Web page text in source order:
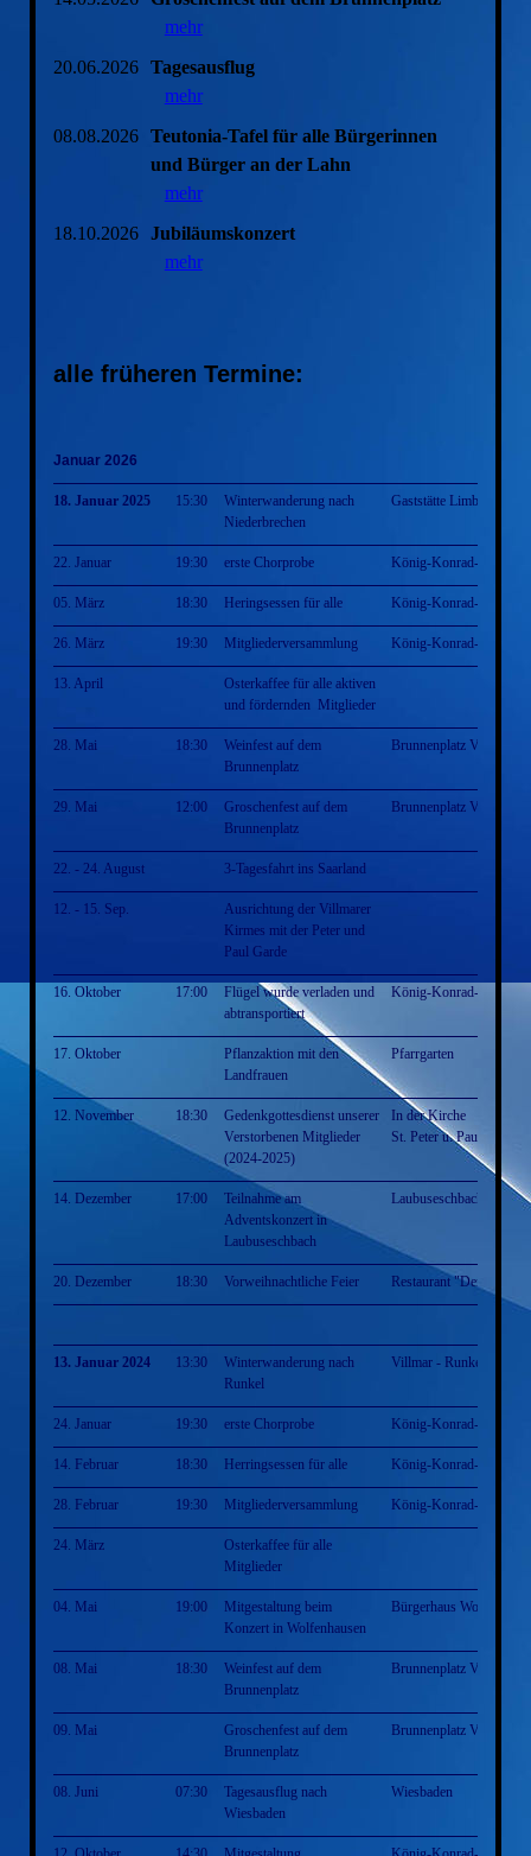
mehr
20.06.2026
Tagesausflug
mehr
08.08.2026
Teutonia-Tafel für alle Bürgerinnen
und Bürger an der Lahn
mehr
18.10.2026
Jubiläumskonzert
mehr
alle früheren Termine:
Januar 2026
18. Januar 2025 15:30
Winterwanderung nach
Niederbrechen
Gaststätte Limburg
22. Januar 19:30 erste Chorprobe König-Konrad-Halle
05. März 18:30 Heringsessen für alle König-Konrad-Halle
26. März 19:30 Mitgliederversammlung König-Konrad-Halle
13. April
Osterkaffee für alle aktiven
und fördernden Mitglieder
28. Mai 18:30
Weinfest auf dem
Brunnenplatz
Brunnenplatz Villmar
29. Mai 12:00
Groschenfest auf dem
Brunnenplatz
Brunnenplatz Villmar
22. - 24. August 3-Tagesfahrt ins Saarland
12. - 15. Sep.
Ausrichtung der Villmarer
Kirmes mit der Peter und
Paul Garde
16. Oktober 17:00
Flügel wurde verladen und
abtransportiert
König-Konrad-Halle
17. Oktober
Pflanzaktion mit den
Landfrauen
Pfarrgarten
12. November 18:30
Gedenkgottesdienst unserer
Verstorbenen Mitglieder
(2024-2025)
In der Kirche
St. Peter u. Paul Villmar
14. Dezember 17:00
Teilnahme am
Adventskonzert in
Laubuseschbach
Laubuseschbach
20. Dezember 18:30 Vorweihnachtliche Feier Restaurant "Der
13. Januar 2024 13:30
Winterwanderung nach
Runkel
Villmar - Runkel -
24. Januar 19:30 erste Chorprobe König-Konrad-Halle
14. Februar 18:30 Herringsessen für alle König-Konrad-Halle
28. Februar 19:30 Mitgliederversammlung König-Konrad-Halle
24. März
Osterkaffee für alle
Mitglieder
04. Mai 19:00
Mitgestaltung beim
Konzert in Wolfenhausen
Bürgerhaus
08. Mai 18:30
Weinfest auf dem
Brunnenplatz
Brunnenplatz Villmar
09. Mai
Groschenfest auf dem
Brunnenplatz
Brunnenplatz Villmar
08. Juni 07:30
Tagesausflug nach
Wiesbaden
Wiesbaden